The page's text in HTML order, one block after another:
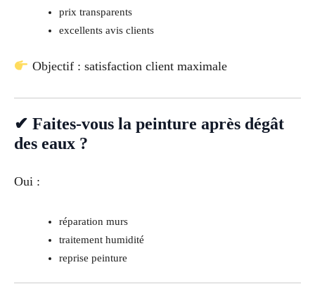
prix transparents
excellents avis clients
Objectif : satisfaction client maximale
✔ Faites-vous la peinture après dégât
des eaux ?
Oui :
réparation murs
traitement humidité
reprise peinture